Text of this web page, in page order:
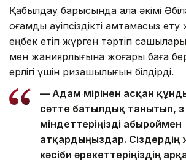
Қабылдау барысында қала әкімі
қоғамдық қауіпсіздікті қамтамасыз
еңбек етіп жүрген тәртіп
мен жанқиярлығына жоғары баға
ерлігі үшін ризашылығын білдірді.
— Адам өмірінен асқан
сәтте батылдық танытып, өз
міндеттеріңізді абыроймен
атқардыңыздар. Сіздердің
кәсіби әрекеттеріңіздің